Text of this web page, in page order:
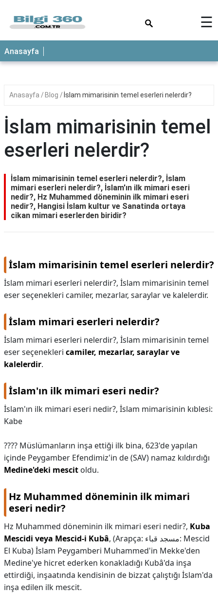
ANASAYFA
☰
Anasayfa
Anasayfa Blog İslam mimarisinin temel eserleri nelerdir?
İslam mimarisinin temel
eserleri nelerdir?
İslam mimarisinin temel eserleri nelerdir?, İslam
mimari eserleri nelerdir?, İslam'ın ilk mimari eseri
nedir?, Hz Muhammed döneminin ilk mimari eseri
nedir?, Hangisi İslam kultur ve Sanatinda ortaya
cikan mimari eserlerden biridir?
İslam mimarisinin temel eserleri nelerdir?
İslam mimari eserleri nelerdir?, İslam mimarisinin temel
eser seçenekleri camiler, mezarlar, saraylar ve kalelerdir.
İslam mimari eserleri nelerdir?
İslam mimari eserleri nelerdir?, İslam mimarisinin temel
eser seçenekleri camiler, mezarlar, saraylar ve
kalelerdir.
İslam'ın ilk mimari eseri nedir?
İslam'ın ilk mimari eseri nedir?, İslam mimarisinin kıblesi:
Kabe
???? Müslümanların inşa ettiği ilk bina, 623'de yapılan
içinde Peygamber Efendimiz'in de (SAV) namaz kıldırdığı
Medine'deki mescit oldu.
Hz Muhammed döneminin ilk mimari
eseri nedir?
Hz Muhammed döneminin ilk mimari eseri nedir?, Kuba
Mescidi veya Mescid-i Kubâ, (Arapça: مسجد قباء: Mescid
El Kuba) İslam Peygamberi Muhammed'in Mekke'den
Medine'ye hicret ederken konakladığı Kubâ'da inşa
ettirdiği, inşaatında kendisinin de bizzat çalıştığı İslam'da
inşa edilen ilk mescit.